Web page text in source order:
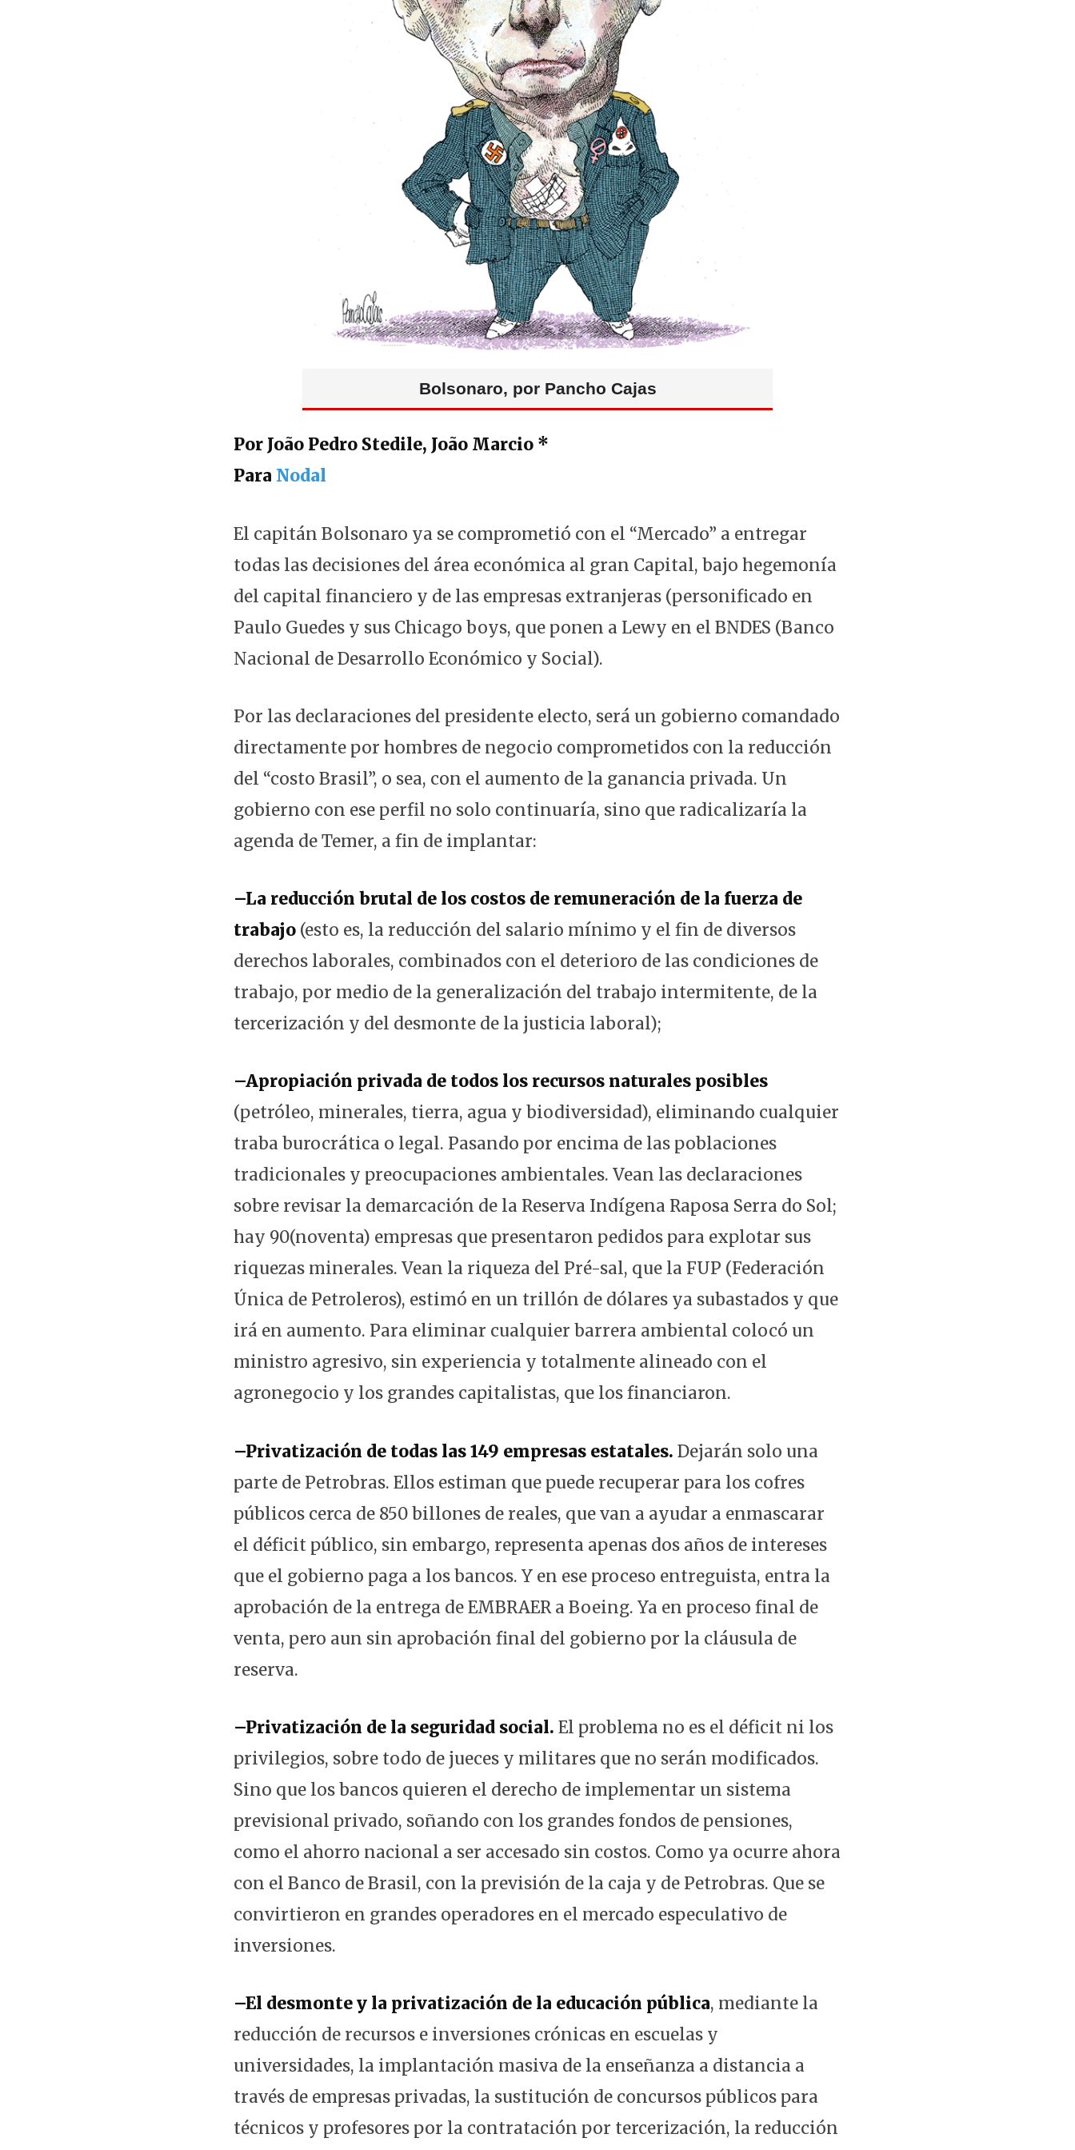
Bolsonaro, por Pancho Cajas
Por João Pedro Stedile, João Marcio *
Para Nodal
El capitán Bolsonaro ya se comprometió con el “Mercado” a entregar
todas las decisiones del área económica al gran Capital, bajo hegemonía
del capital financiero y de las empresas extranjeras (personificado en
Paulo Guedes y sus Chicago boys, que ponen a Lewy en el BNDES (Banco
Nacional de Desarrollo Económico y Social).
Por las declaraciones del presidente electo, será un gobierno comandado
directamente por hombres de negocio comprometidos con la reducción
del “costo Brasil”, o sea, con el aumento de la ganancia privada. Un
gobierno con ese perfil no solo continuaría, sino que radicalizaría la
agenda de Temer, a fin de implantar:
–La reducción brutal de los costos de remuneración de la fuerza de
trabajo (esto es, la reducción del salario mínimo y el fin de diversos
derechos laborales, combinados con el deterioro de las condiciones de
trabajo, por medio de la generalización del trabajo intermitente, de la
tercerización y del desmonte de la justicia laboral);
–Apropiación privada de todos los recursos naturales posibles
(petróleo, minerales, tierra, agua y biodiversidad), eliminando cualquier
traba burocrática o legal. Pasando por encima de las poblaciones
tradicionales y preocupaciones ambientales. Vean las declaraciones
sobre revisar la demarcación de la Reserva Indígena Raposa Serra do Sol;
hay 90(noventa) empresas que presentaron pedidos para explotar sus
riquezas minerales. Vean la riqueza del Pré-sal, que la FUP (Federación
Única de Petroleros), estimó en un trillón de dólares ya subastados y que
irá en aumento. Para eliminar cualquier barrera ambiental colocó un
ministro agresivo, sin experiencia y totalmente alineado con el
agronegocio y los grandes capitalistas, que los financiaron.
–Privatización de todas las 149 empresas estatales. Dejarán solo una
parte de Petrobras. Ellos estiman que puede recuperar para los cofres
públicos cerca de 850 billones de reales, que van a ayudar a enmascarar
el déficit público, sin embargo, representa apenas dos años de intereses
que el gobierno paga a los bancos. Y en ese proceso entreguista, entra la
aprobación de la entrega de EMBRAER a Boeing. Ya en proceso final de
venta, pero aun sin aprobación final del gobierno por la cláusula de
reserva.
–Privatización de la seguridad social. El problema no es el déficit ni los
privilegios, sobre todo de jueces y militares que no serán modificados.
Sino que los bancos quieren el derecho de implementar un sistema
previsional privado, soñando con los grandes fondos de pensiones,
como el ahorro nacional a ser accesado sin costos. Como ya ocurre ahora
con el Banco de Brasil, con la previsión de la caja y de Petrobras. Que se
convirtieron en grandes operadores en el mercado especulativo de
inversiones.
–El desmonte y la privatización de la educación pública, mediante la
reducción de recursos e inversiones crónicas en escuelas y
universidades, la implantación masiva de la enseñanza a distancia a
través de empresas privadas, la sustitución de concursos públicos para
técnicos y profesores por la contratación por tercerización, la reducción